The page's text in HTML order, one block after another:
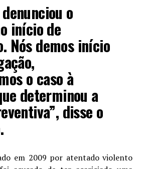
o
início de
Nós demos início
o caso à
determinou a
disse o
em 2009 por atentado violento